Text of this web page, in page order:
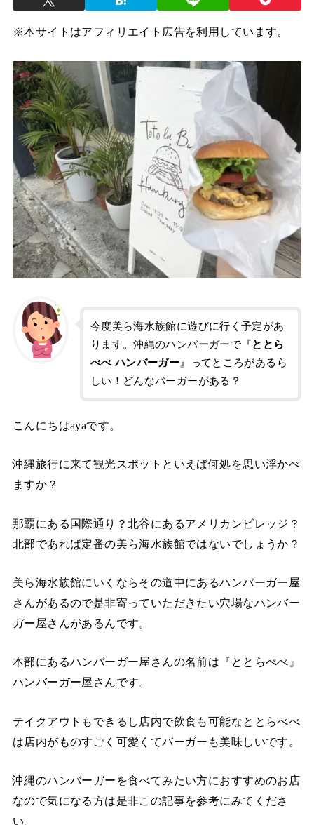
※本サイトはアフィリエイト広告を利用しています。
今度美ら海水族館に遊びに行く予定があ
ります。沖縄のハンバーガーで『ととら
べべ ハンバーガー』ってところがあるら
しい！どんなバーガーがある？
こんにちはayaです。
沖縄旅行に来て観光スポットといえば何処を思い浮かべ
ますか？
那覇にある国際通り？北谷にあるアメリカンビレッジ？
北部であれば定番の美ら海水族館ではないでしょうか？
美ら海水族館にいくならその道中にあるハンバーガー屋
さんがあるので是非寄っていただきたい穴場なハンバー
ガー屋さんがあるんです。
本部にあるハンバーガー屋さんの名前は『ととらべべ』
ハンバーガー屋さんです。
テイクアウトもできるし店内で飲食も可能なととらべべ
は店内がものすごく可愛くてバーガーも美味しいです。
沖縄のハンバーガーを食べてみたい方におすすめのお店
なので気になる方は是非この記事を参考にみてくださ
い。